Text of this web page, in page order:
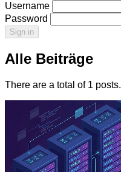
Username
Password
Sign in
Alle Beiträge
There are a total of 1 posts.